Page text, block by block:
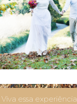
Viva essa experiência